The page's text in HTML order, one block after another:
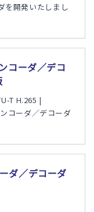
を開発いたしまし
コーダ／デコ
T H.265 |
コーダ／デコーダ
ダ／デコーダ